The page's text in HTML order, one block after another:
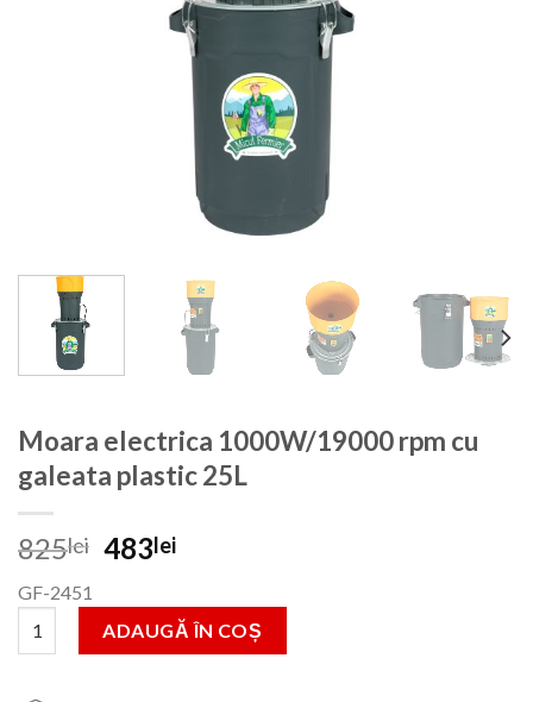
Moara electrica 1000W/19000 rpm cu
galeata plastic 25L
825lei Prețul
a
fost:
825lei.
483leiPrețul
este:
483lei.
GF-2451
Cantitate Moara electrica 1000W/19000 rpm cu galeata plastic
ADAUGĂ ÎN COȘ